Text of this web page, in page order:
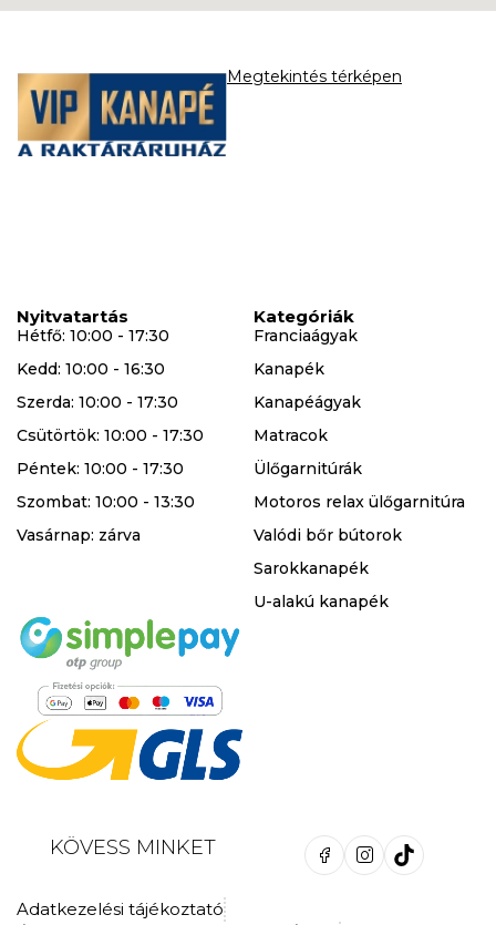
Megtekintés térképen
Nyitvatartás
Hétfő: 10:00 - 17:30
Kedd: 10:00 - 16:30
Szerda: 10:00 - 17:30
Csütörtök: 10:00 - 17:30
Péntek: 10:00 - 17:30
Szombat: 10:00 - 13:30
Vasárnap: zárva
Kategóriák
Franciaágyak
Kanapék
Kanapéágyak
Matracok
Ülőgarnitúrák
Motoros relax ülőgarnitúra
Valódi bőr bútorok
Sarokkanapék
U-alakú kanapék
KÖVESS MINKET
Adatkezelési tájékoztató